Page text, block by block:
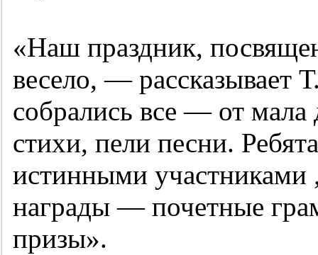
«Наш праздник,
весело, —
собрались все — от
стихи, пели песни.
истинными участниками
награды — почетные
призы».